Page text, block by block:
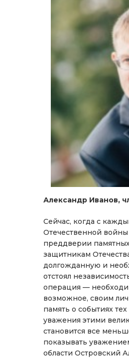
Александр Иванов,
Сейчас, когда с
Отечественной
преддверии
защитникам
долгожданную и
отстоял
операция —
возможное, своим
память о событиях
уважения этими
становится все
показывать
области Островский